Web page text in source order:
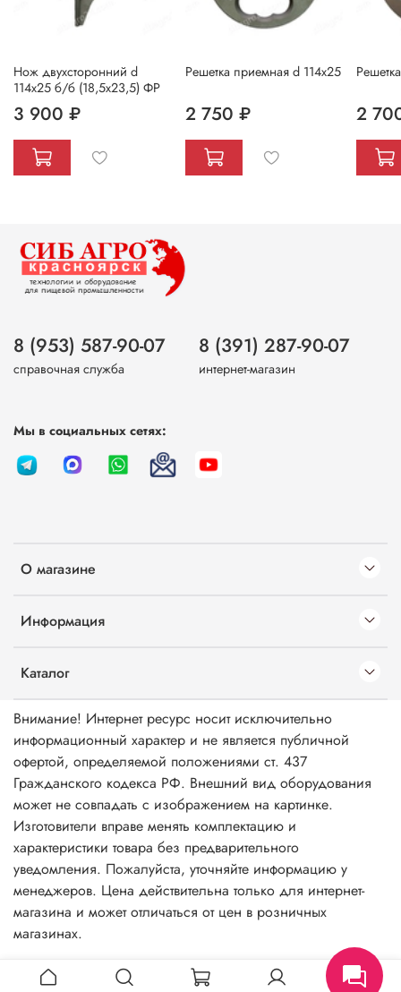
Нож двухсторонний d
114х25 б/б (18,5х23,5) ФР
3 900 ₽
Решетка приемная d 114х25
2 750 ₽ 2
О магазине
Информация
Каталог
8 (953) 587-90-07
справочная служба
8 (391) 287-90-07
интернет-магазин
Мы в социальных сетях:
Внимание! Интернет ресурс носит исключительно
информационный характер и не является публичной
офертой, определяемой положениями ст. 437
Гражданского кодекса РФ. Внешний вид оборудования
может не совпадать с изображением на картинке.
Изготовители вправе менять комплектацию и
характеристики товара без предварительного
уведомления. Пожалуйста, уточняйте информацию у
менеджеров. Цена действительна только для интернет-
магазина и может отличаться от цен в розничных
магазинах.